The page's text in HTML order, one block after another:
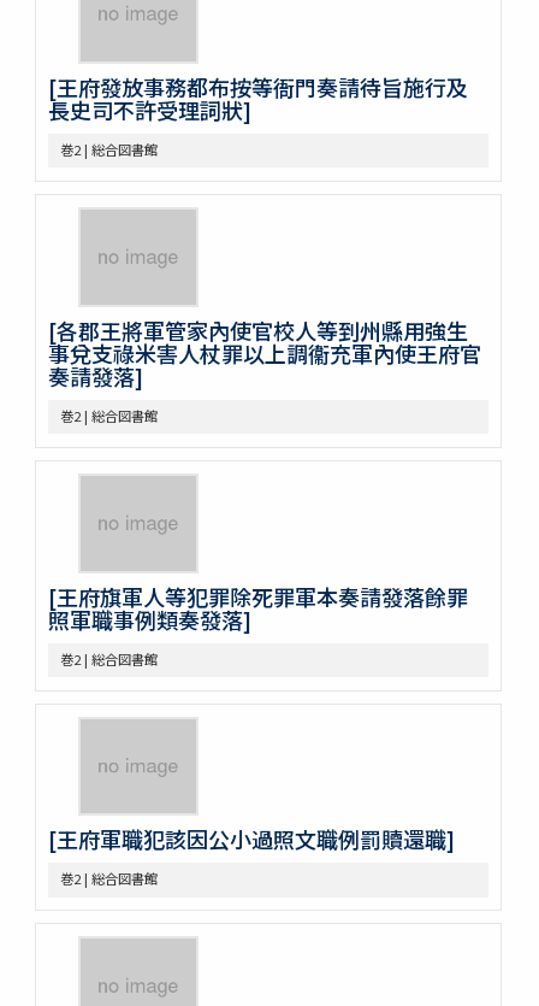
巻27
巻29
巻30
巻31
巻32
巻34
巻36
巻38
巻39
巻40
巻41
巻42
巻44
巻46
巻48
巻49
巻50
不分巻2
不分巻3
不分巻8
不分巻10
不分巻11
不分巻12
不分巻14
[王府發放事務都布按等衙門奏請待旨施行及
長史司不許受理詞狀]
巻2 | 総合図書館
[各郡王將軍管家內使官校人等到州縣用強生
事兌支祿米害人杖罪以上調衞充軍內使王府官
奏請發落]
巻2 | 総合図書館
[王府旗軍人等犯罪除死罪軍本奏請發落餘罪
照軍職事例類奏發落]
巻2 | 総合図書館
[王府軍職犯該因公小過照文職例罰贖還職]
巻2 | 総合図書館